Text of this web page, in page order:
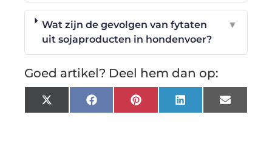
Wat zijn de gevolgen van fytaten
uit sojaproducten in hondenvoer?
▼
Goed artikel? Deel hem dan op:
X
(Twitter)
FacebookPinterestLinkedInEmail